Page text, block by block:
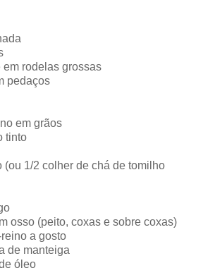
rodelas grossas
pedaços
em grãos
tinto
(ou 1/2 colher de chá de tomilho
osso (peito, coxas e sobre coxas)
a gosto
de manteiga
óleo